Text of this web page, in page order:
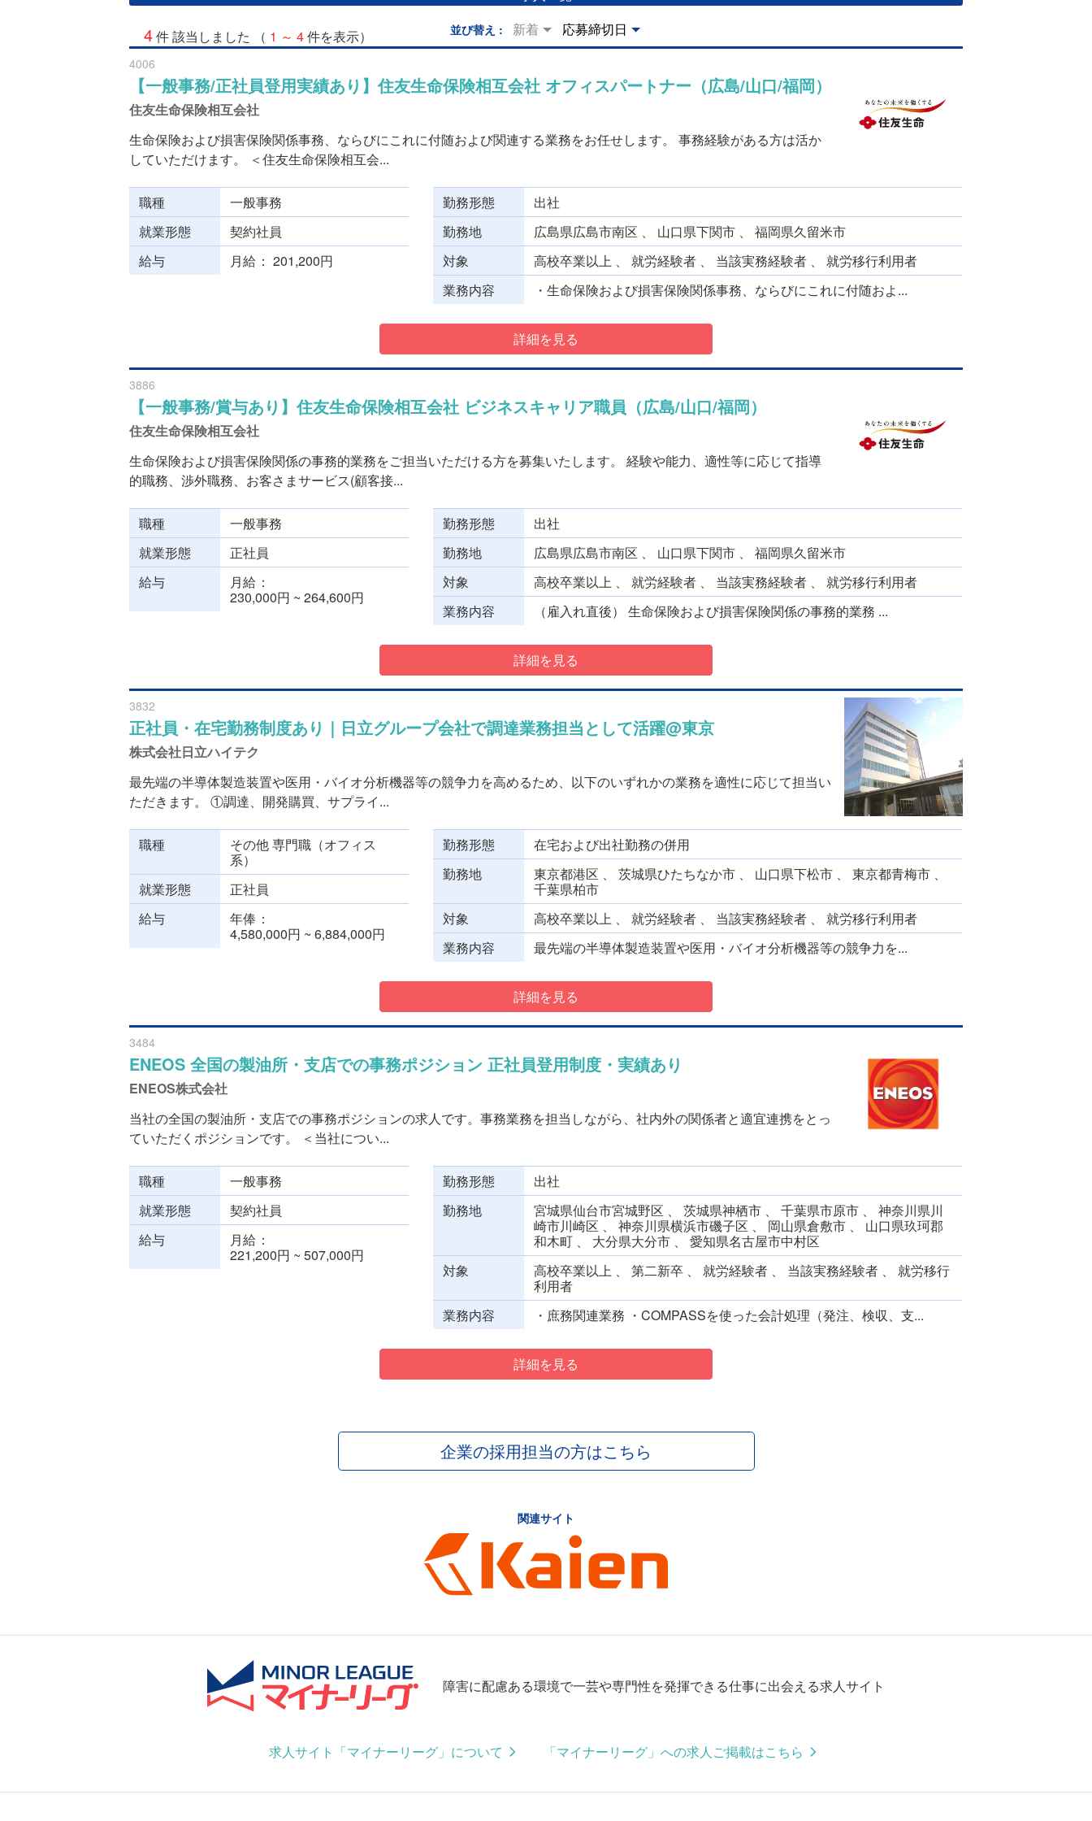
4件 該当しました （ 1 ～ 4件を表示） 並び替え 新着 応募締切日
4006
【一般事務/正社員登用実績あり】住友生命保険相互会社 オフィスパートナー（広島/山口/福岡）
住友生命保険相互会社
生命保険および損害保険関係事務、ならびにこれに付随および関連する業務をお任せします。 事務経験がある方は活か
していただけます。 ＜住友生命保険相互会...
職種
一般事務
就業形態
契約社員
給与
月給 201,200円
勤務形態
出社
勤務地
広島県広島市南区 、 山口県下関市 、 福岡県久留米市
対象
高校卒業以上 、 就労経験者 、 当該実務経験者 、 就労移行利用者
業務内容
・生命保険および損害保険関係事務、ならびにこれに付随およ...
詳細を見る
3886
【一般事務/賞与あり】住友生命保険相互会社 ビジネスキャリア職員（広島/山口/福岡）
住友生命保険相互会社
生命保険および損害保険関係の事務的業務をご担当いただける方を募集いたします。 経験や能力、適性等に応じて指導
的職務、渉外職務、お客さまサービス(顧客接...
職種
一般事務
就業形態
正社員
給与
月給
230,000円 ~ 264,600円
勤務形態
出社
勤務地
広島県広島市南区 、 山口県下関市 、 福岡県久留米市
対象
高校卒業以上 、 就労経験者 、 当該実務経験者 、 就労移行利用者
業務内容
（雇入れ直後） 生命保険および損害保険関係の事務的業務 ...
詳細を見る
3832
正社員・在宅勤務制度あり｜日立グループ会社で調達業務担当として活躍@東京
株式会社日立ハイテク
最先端の半導体製造装置や医用・バイオ分析機器等の競争力を高めるため、以下のいずれかの業務を適性に応じて担当い
ただきます。 ①調達、開発購買、サプライ...
職種
その他 専門職（オフィス
系）
就業形態
正社員
給与
年俸
4,580,000円 ~ 6,884,000円
勤務形態
在宅および出社勤務の併用
勤務地
東京都港区 、 茨城県ひたちなか市 、 山口県下松市 、 東京都青梅市 、
千葉県柏市
対象
高校卒業以上 、 就労経験者 、 当該実務経験者 、 就労移行利用者
業務内容
最先端の半導体製造装置や医用・バイオ分析機器等の競争力を...
詳細を見る
3484
ENEOS 全国の製油所・支店での事務ポジション 正社員登用制度・実績あり
ENEOS株式会社
当社の全国の製油所・支店での事務ポジションの求人です。事務業務を担当しながら、社内外の関係者と適宜連携をとっ
ていただくポジションです。 ＜当社につい...
職種
一般事務
就業形態
契約社員
給与
月給
221,200円 ~ 507,000円
勤務形態
出社
勤務地
宮城県仙台市宮城野区 、 茨城県神栖市 、 千葉県市原市 、 神奈川県川
崎市川崎区 、 神奈川県横浜市磯子区 、 岡山県倉敷市 、 山口県玖珂郡
和木町 、 大分県大分市 、 愛知県名古屋市中村区
対象
高校卒業以上 、 第二新卒 、 就労経験者 、 当該実務経験者 、 就労移行
利用者
業務内容
・庶務関連業務 ・COMPASSを使った会計処理（発注、検収、支...
詳細を見る
企業の採用担当の方はこちら
関連サイト
障害に配慮ある環境で一芸や専門性を発揮できる仕事に出会える求人サイト
求人サイト「マイナーリーグ」について 「マイナーリーグ」への求人ご掲載はこちら